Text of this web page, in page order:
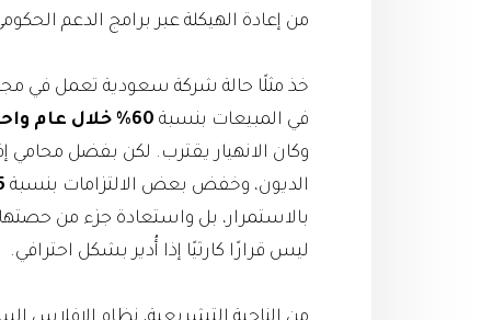
من إعادة الهيكلة عبر برامج الدعم
خذ مثلًا حالة شركة سعودية تعمل في
في المبيعات بنسبة 60% خلال عام واحد
وكان الانهيار يقترب. لكن بفضل
الديون، وخفض بعض الالتزامات بنسبة
بالاستمرار، بل واستعادة جزء من
ليس قرارًا كارثيًا إذا أُدير بشكل احترافي.